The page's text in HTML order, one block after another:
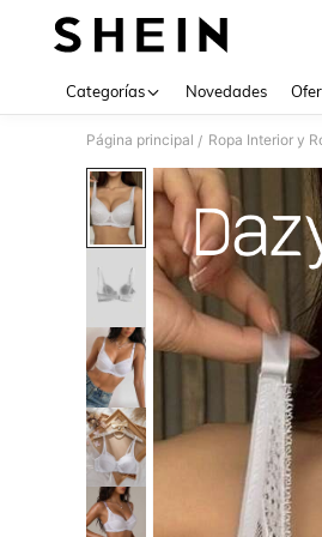
Categorías Novedades
Página principal / Ropa Interior y